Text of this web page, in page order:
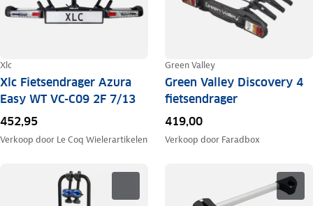
Xlc
Xlc Fietsendrager Azura
Easy WT VC-C09 2F 7/13
452,95
Verkoop door Le Coq Wielerartikelen
Green Valley
Green Valley Discovery 4
fietsendrager
419,00
Verkoop door Faradbox